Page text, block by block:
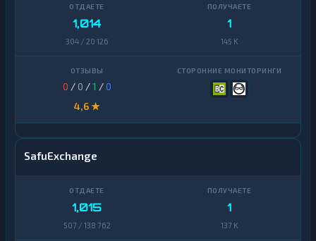
1,014
304 / 20 126
1
145 K
0 / 0 /1 /0
4,6 ★
SafuExchange
1,015
507 / 138 762
1
137 K